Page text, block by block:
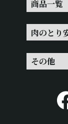
商品一覧
肉のとり
その他